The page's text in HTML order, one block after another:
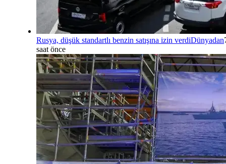
Rusya, düşük standartlı benzin satışına izin verdiDünyadan
saat önce